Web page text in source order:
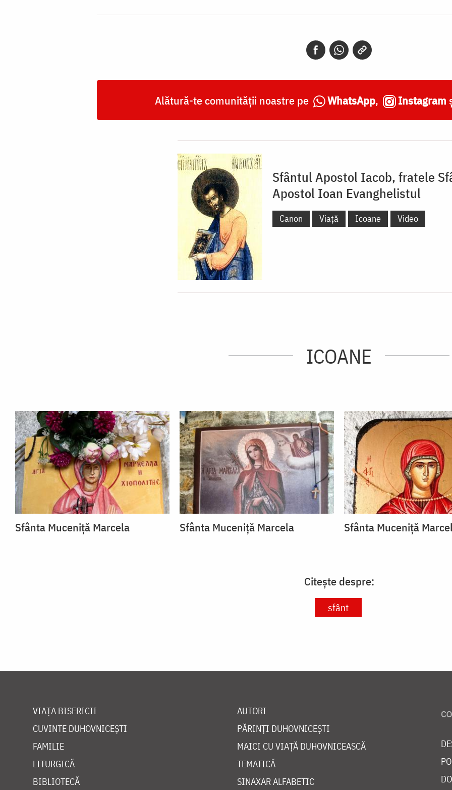
Alătură-te comunității noastre pe WhatsApp, Instagram
Sfântul Apostol Iacob, fratele
Apostol Ioan Evanghelistul
Canon Viață Icoane Video
ICOANE
Sfânta Muceniță Marcela Sfânta Muceniță Marcela Sfânta Muceniță
Citește despre:
sfânt
VIAȚA BISERICII
CUVINTE DUHOVNICEȘTI
FAMILIE
LITURGICĂ
BIBLIOTECĂ
AUTORI
PĂRINȚI DUHOVNICEȘTI
MAICI CU VIAȚĂ DUHOVNICEASCĂ
TEMATICĂ
SINAXAR ALFABETIC